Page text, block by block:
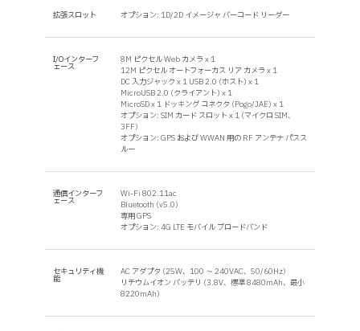
拡張スロット オプション: 1D/2D イメージャ バーコード リーダー
I/Oインターフ
ェース
8M ピクセル Web カメラ x 1
12M ピクセル オートフォーカス リア カメラ x 1
DC 入力ジャック x 1 USB 2.0 (ホスト) x 1
MicroUSB 2.0 (クライアント) x 1
MicroSD x 1 ドッキング コネクタ (Pogo/JAE) x 1
オプション: SIM カード スロット x 1 (マイクロ SIM、
3FF)
オプション: GPS および WWAN 用の RF アンテナ パスス
ルー
通信インターフ
ェース
Wi-Fi 802.11ac
Bluetooth (v5.0)
専用 GPS
オプション: 4G LTE モバイル ブロードバンド
セキュリティ機
能
AC アダプタ (25W、100 ～ 240VAC、50/60Hz)
リチウムイオン バッテリ (3.8V、標準 8480mAh、最小
8220mAh)